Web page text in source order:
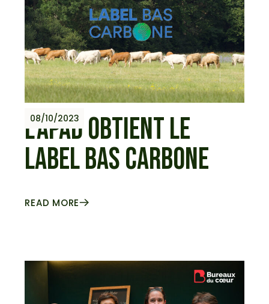
08/10/2023
L’APAD OBTIENT LE
LABEL BAS CARBONE
READ MORE